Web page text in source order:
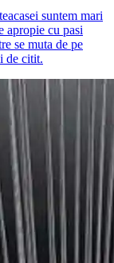
suntem mari
apropie cu pasi
se muta de pe
de citit.